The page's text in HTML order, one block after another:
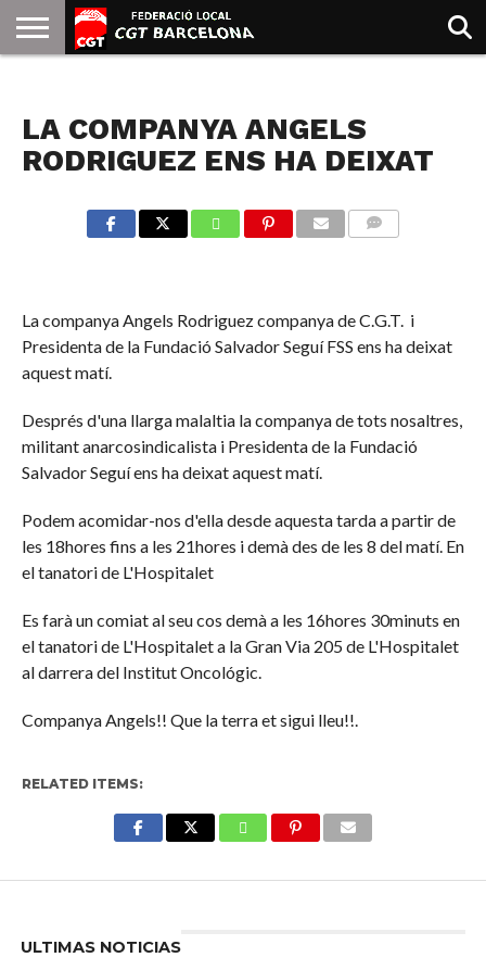
GOLDMAN
LA COMPANYA ANGELS
RODRIGUEZ ENS HA DEIXAT
La companya Angels Rodriguez companya de C.G.T. i
Presidenta de la Fundació Salvador Seguí FSS ens ha deixat
aquest matí.
Després d'una llarga malaltia la companya de tots nosaltres,
militant anarcosindicalista i Presidenta de la Fundació
Salvador Seguí ens ha deixat aquest matí.
Podem acomidar-nos d'ella desde aquesta tarda a partir de
les 18hores fins a les 21hores i demà des de les 8 del matí. En
el tanatori de L'Hospitalet
Es farà un comiat al seu cos demà a les 16hores 30minuts en
el tanatori de L'Hospitalet a la Gran Via 205 de L'Hospitalet
al darrera del Institut Oncológic.
Companya Angels!! Que la terra et sigui lleu!!.
RELATED ITEMS:
ULTIMAS NOTICIAS